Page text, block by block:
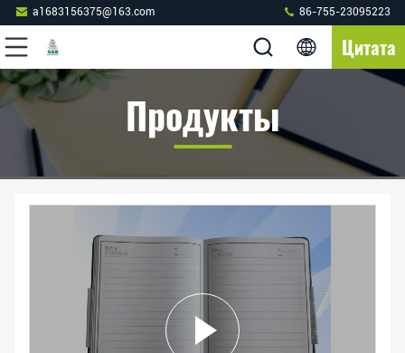
a1683156375@163.com 86-755-23095223
Цитата
Продукты